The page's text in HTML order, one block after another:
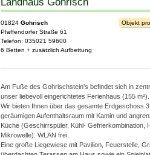
01824 Gohrisch
Pfaffendorfer Straße 61
Telefon: 035021 59600
6 Betten + zusätzlich Aufbettung
Objekt
Am Fuße des Gohrischstein's befindet sich in
unser liebevoll eingerichtetes Ferienhaus (155 m²).
Wir bieten Ihnen über das gesamte Erdgeschoss
geräumigen Aufenthaltsraum mit Kamin und
Küche (Geschirrspüler, Kühl- Gefrierkombination,
Mikrowelle). WLAN frei.
Eine große Liegewiese mit Pavilion, Feuerstelle,